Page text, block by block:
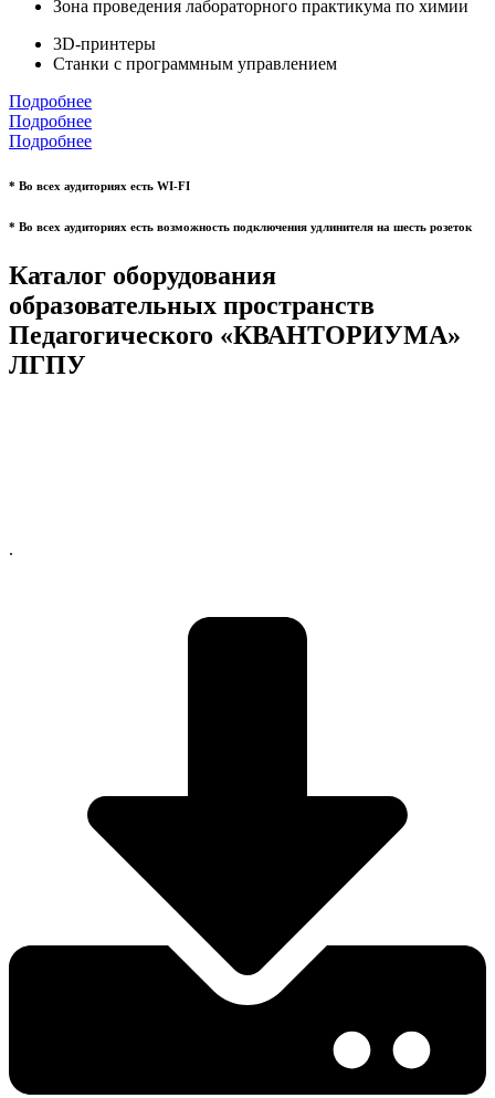
Зона проведения лабораторного практикума по химии
3D-принтеры
Станки с программным управлением
Подробнее
Подробнее
Подробнее
* Во всех аудиториях есть WI-FI
* Во всех аудиториях есть возможность подключения удлинителя на шесть розеток
Каталог оборудования
образовательных пространств
Педагогического «КВАНТОРИУМА»
ЛГПУ
.